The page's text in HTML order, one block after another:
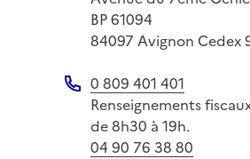
BP 61094
84097 Avignon Cedex
Téléphone
0 809 401 401
Renseignements
de 8h30 à 19h.
04 90 76 38 80